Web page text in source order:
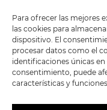
Para ofrecer las mejores
las cookies para
dispositivo. El
procesar datos como el
identificaciones únicas
consentimiento, puede
características y
PRIVACIDAD
TÉRMINOS Y
CONDICIONES
GENERALES DE LA
VENTA